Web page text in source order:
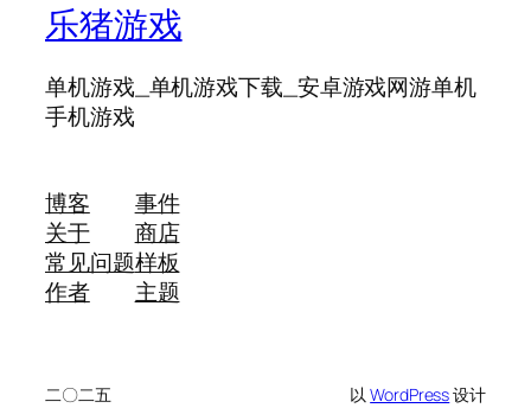
乐猪游戏
单机游戏_单机游戏下载_安卓游戏网游单机
手机游戏
博客
关于
常见问题
作者
事件
商店
样板
主题
二〇二五 以WordPress设计